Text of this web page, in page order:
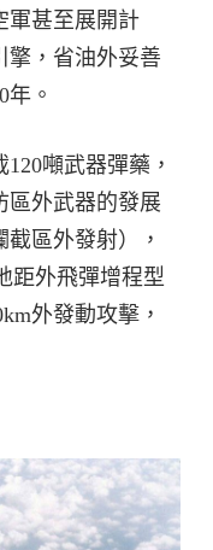
軍甚至展開計
擎，省油外妥善
。
噸武器彈藥，
區外武器的發展
截區外發射），
距外飛彈增程型
外發動攻擊，